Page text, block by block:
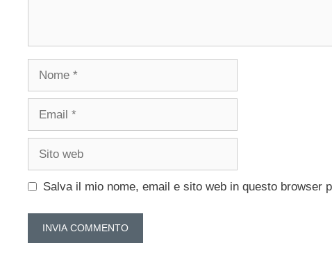
Salva il mio nome, email e sito web in questo browser